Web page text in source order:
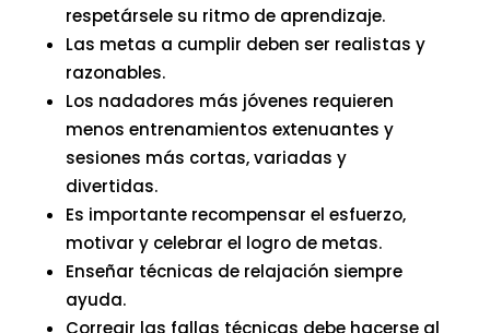
respetársele su ritmo de aprendizaje.
Las metas a cumplir deben ser realistas y
razonables.
Los nadadores más jóvenes requieren
menos entrenamientos extenuantes y
sesiones más cortas, variadas y
divertidas.
Es importante recompensar el esfuerzo,
motivar y celebrar el logro de metas.
Enseñar técnicas de relajación siempre
ayuda.
Corregir las fallas técnicas debe hacerse al